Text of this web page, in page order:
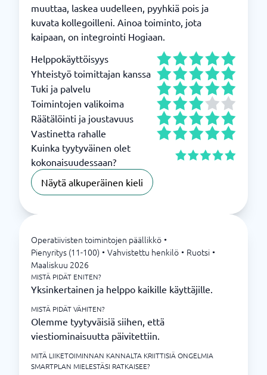
muuttaa, laskea uudelleen, pyyhkiä pois ja
kuvata kollegoilleni. Ainoa toiminto, jota
kaipaan, on integrointi Hogiaan.
Helppokäyttöisyys
Yhteistyö toimittajan kanssa
Tuki ja palvelu
Toimintojen valikoima
Räätälöinti ja joustavuus
Vastinetta rahalle
Kuinka tyytyväinen olet
kokonaisuudessaan?
Näytä alkuperäinen kieli
Operatiivisten toimintojen päällikkö •
Pienyritys (11-100) • Vahvistettu henkilö • Ruotsi •
Maaliskuu 2026
MISTÄ PIDÄT ENITEN?
Yksinkertainen ja helppo kaikille käyttäjille.
MISTÄ PIDÄT VÄHITEN?
Olemme tyytyväisiä siihen, että
viestiominaisuutta päivitettiin.
MITÄ LIIKETOIMINNAN KANNALTA KRIITTISIÄ ONGELMIA
SMARTPLAN MIELESTÄSI RATKAISEE?